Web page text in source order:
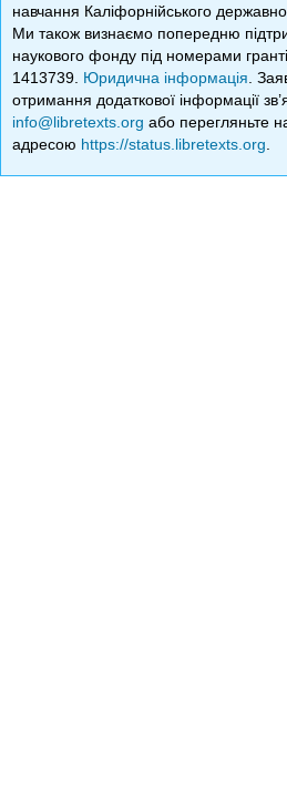
навчання Каліфорнійського
Ми також визнаємо попередню
наукового фонду під номерами
1413739. Юридична інформація .
отримання додаткової інформації
info@libretexts.org або перегляньте
адресою https://status.libretexts.org